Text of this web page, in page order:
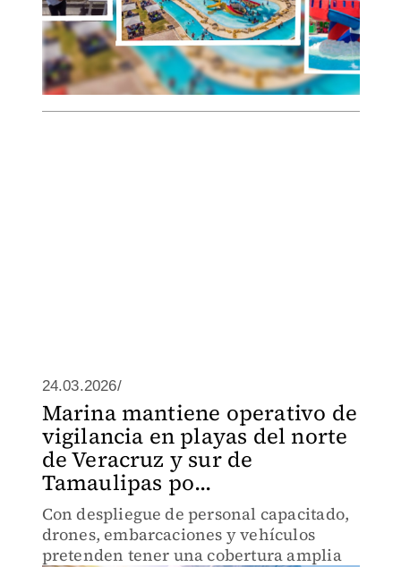
24.03.2026/
Marina mantiene operativo de
vigilancia en playas del norte
de Veracruz y sur de
Tamaulipas po...
Con despliegue de personal capacitado,
drones, embarcaciones y vehículos
pretenden tener una cobertura amplia